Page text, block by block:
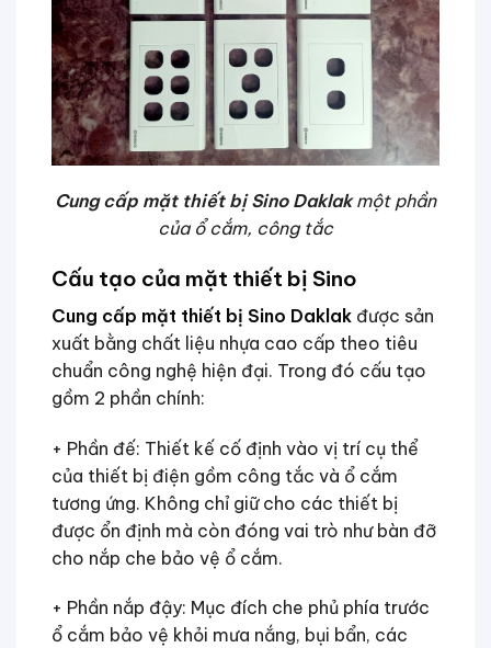
Cung cấp mặt thiết bị Sino Daklakmột phần
của ổ cắm, công tắc
Cấu tạo của mặt thiết bị Sino
Cung cấp mặt thiết bị Sino Daklak được sản
xuất bằng chất liệu nhựa cao cấp theo tiêu
chuẩn công nghệ hiện đại. Trong đó cấu tạo
gồm 2 phần chính:
+ Phần đế: Thiết kế cố định vào vị trí cụ thể
của thiết bị điện gồm công tắc và ổ cắm
tương ứng. Không chỉ giữ cho các thiết bị
được ổn định mà còn đóng vai trò như bàn đỡ
cho nắp che bảo vệ ổ cắm.
+ Phần nắp đậy: Mục đích che phủ phía trước
ổ cắm bảo vệ khỏi mưa nắng, bụi bẩn, các